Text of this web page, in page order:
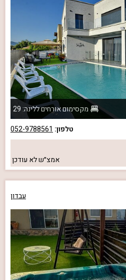
מקסימום אורחים ללינה: 29
טלפון: 052-9788561
אמצ״שלא עודכן
עבדון